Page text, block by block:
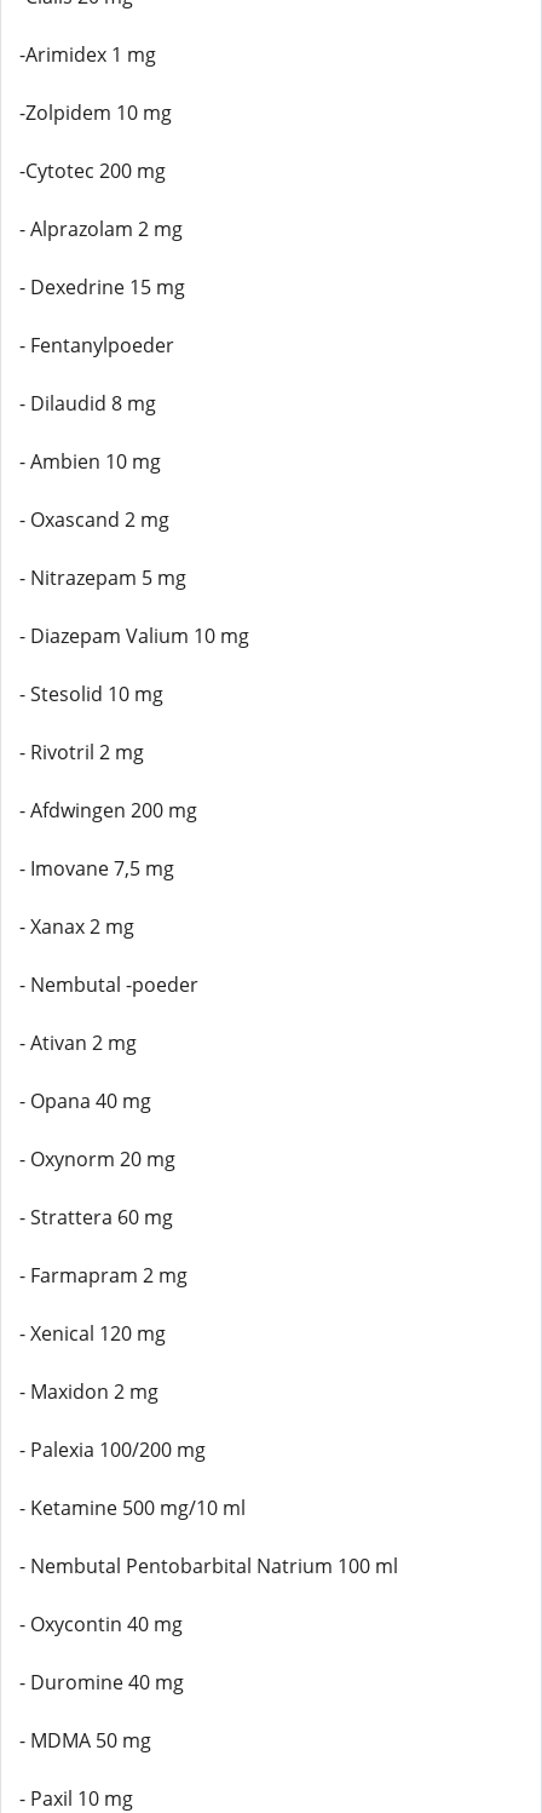
-Arimidex 1 mg
-Zolpidem 10 mg
-Cytotec 200 mg
- Alprazolam 2 mg
- Dexedrine 15 mg
- Fentanylpoeder
- Dilaudid 8 mg
- Ambien 10 mg
- Oxascand 2 mg
- Nitrazepam 5 mg
- Diazepam Valium 10 mg
- Stesolid 10 mg
- Rivotril 2 mg
- Afdwingen 200 mg
- Imovane 7,5 mg
- Xanax 2 mg
- Nembutal -poeder
- Ativan 2 mg
- Opana 40 mg
- Oxynorm 20 mg
- Strattera 60 mg
- Farmapram 2 mg
- Xenical 120 mg
- Maxidon 2 mg
- Palexia 100/200 mg
- Ketamine 500 mg/10 ml
- Nembutal Pentobarbital Natrium 100 ml
- Oxycontin 40 mg
- Duromine 40 mg
- MDMA 50 mg
- Paxil 10 mg